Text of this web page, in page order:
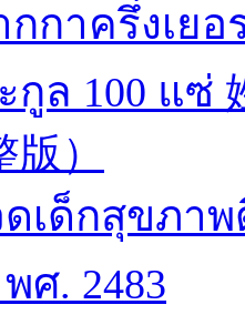
กาครึ่งเยอ
ล 100 แซ่
）
เด็กสุขภา
ศ. 2483